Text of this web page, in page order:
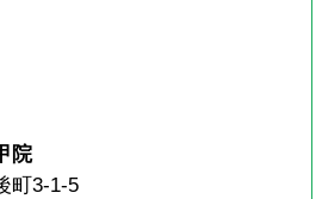
院
町3-1-5